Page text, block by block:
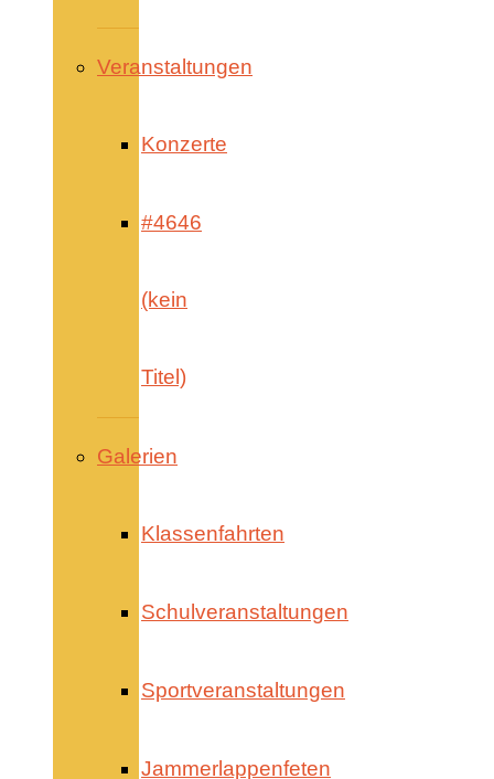
Veranstaltungen
Konzerte
#4646
(kein
Titel)
Galerien
Klassenfahrten
Schulveranstaltungen
Sportveranstaltungen
Jammerlappenfeten